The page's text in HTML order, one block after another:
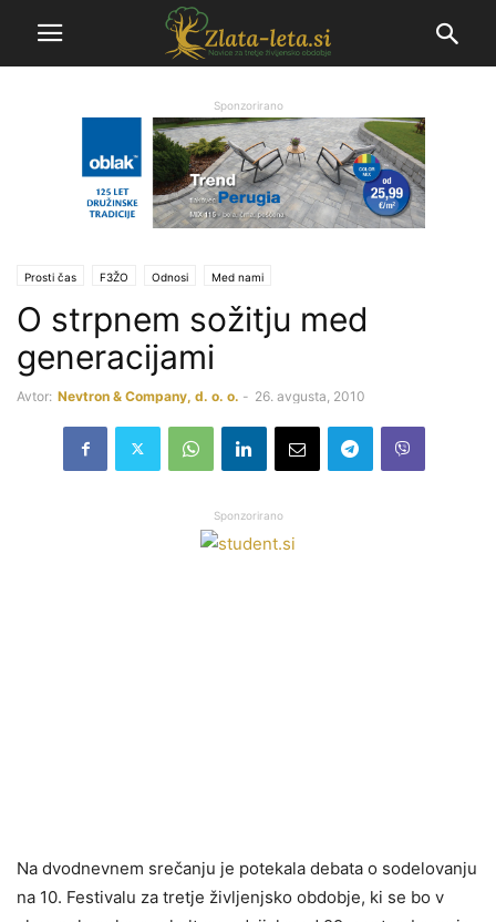
Sponzorirano
Prosti čas F3ŽO Odnosi Med nami
O strpnem sožitju med
generacijami
Avtor: Nevtron & Company, d. o. o. - 26. avgusta, 2010
Sponzorirano
Na dvodnevnem srečanju je potekala debata o sodelovanju
na 10. Festivalu za tretje življenjsko obdobje, ki se bo v